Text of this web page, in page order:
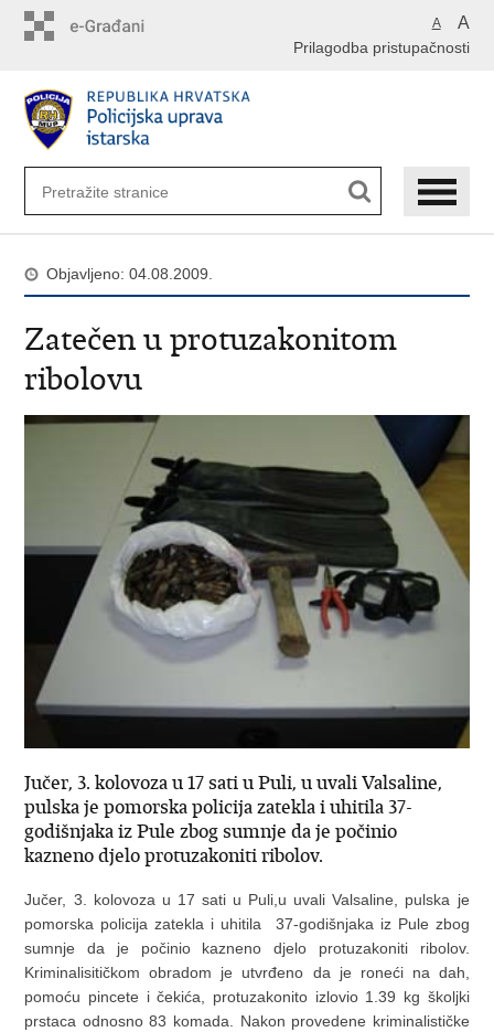
A A
Prilagodba pristupačnosti
Objavljeno: 04.08.2009.
Zatečen u protuzakonitom
ribolovu
Jučer, 3. kolovoza u 17 sati u Puli, u uvali Valsaline,
pulska je pomorska policija zatekla i uhitila 37-
godišnjaka iz Pule zbog sumnje da je počinio
kazneno djelo protuzakoniti ribolov.
Jučer, 3. kolovoza u 17 sati u Puli,u uvali Valsaline, pulska je
pomorska policija zatekla i uhitila 37-godišnjaka iz Pule zbog
sumnje da je počinio kazneno djelo protuzakoniti ribolov.
Kriminalisitičkom obradom je utvrđeno da je roneći na dah,
pomoću pincete i čekića, protuzakonito izlovio 1.39 kg školjki
prstaca odnosno 83 komada. Nakon provedene kriminalističke